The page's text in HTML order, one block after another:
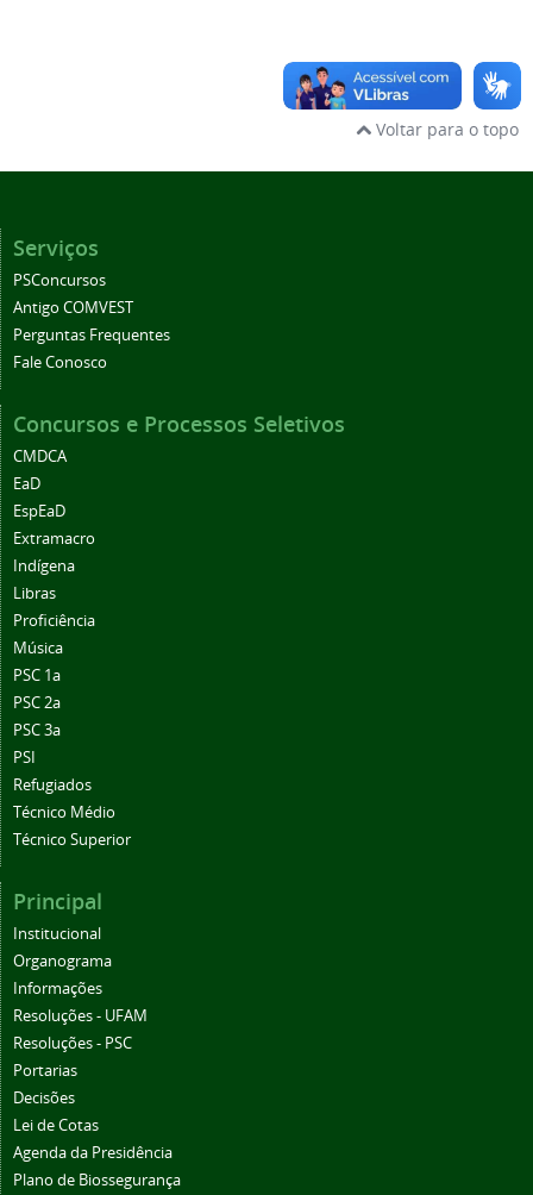
Voltar para o topo
Serviços
PSConcursos
Antigo COMVEST
Perguntas Frequentes
Fale Conosco
Concursos e Processos Seletivos
CMDCA
EaD
EspEaD
Extramacro
Indígena
Libras
Proficiência
Música
PSC 1a
PSC 2a
PSC 3a
PSI
Refugiados
Técnico Médio
Técnico Superior
Principal
Institucional
Organograma
Informações
Resoluções - UFAM
Resoluções - PSC
Portarias
Decisões
Lei de Cotas
Agenda da Presidência
Plano de Biossegurança